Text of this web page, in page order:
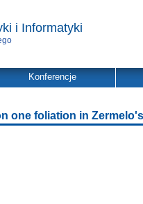
i Informatyki
Konferencje
one foliation in